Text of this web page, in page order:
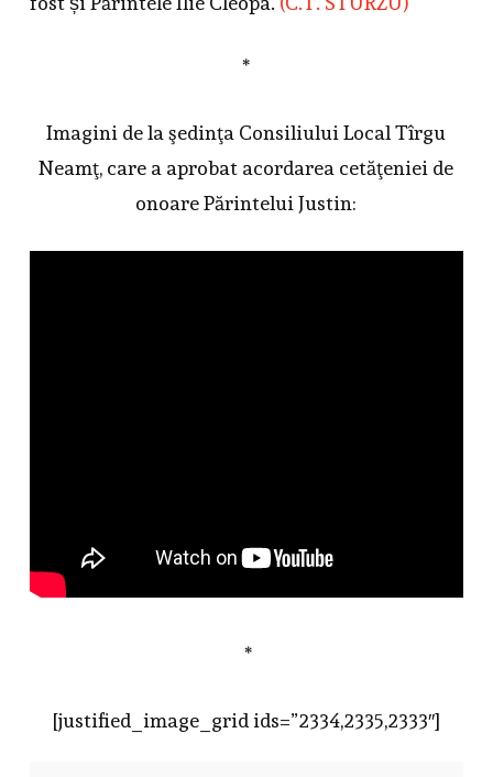
*
Imagini de la şedinţa Consiliului Local Tîrgu
Neamţ, care a aprobat acordarea cetăţeniei de
onoare Părintelui Justin:
*
[justified_image_grid ids=”2334,2335,2333″]